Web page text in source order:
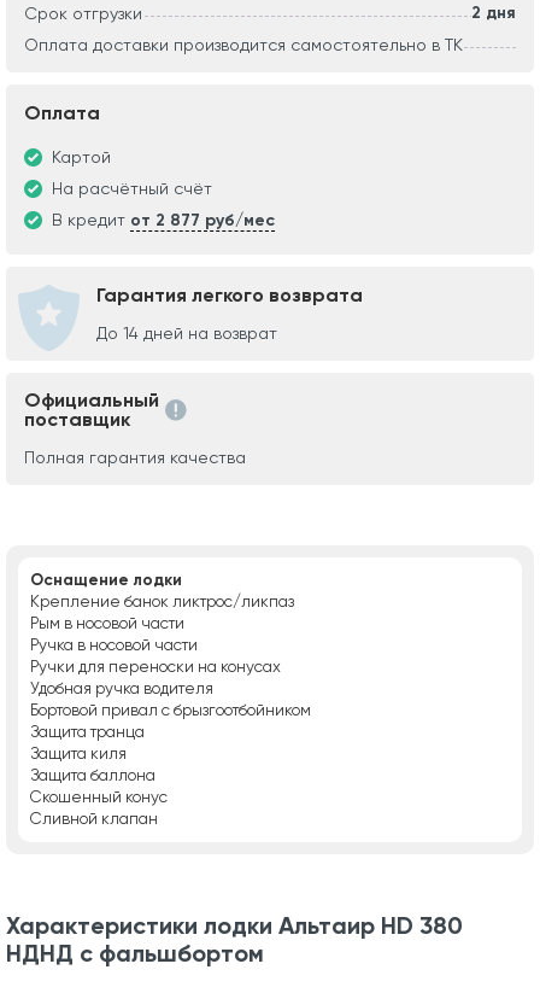
Срок отгрузки
2 дня
Оплата доставки производится самостоятельно в ТК
Оплата
Картой
На расчётный счёт
В кредит от 2 877 руб/мес
Гарантия легкого возврата
До 14 дней на возврат
Официальный
поставщик
Полная гарантия качества
Оснащение лодки
Крепление банок ликтрос/ликпаз
Рым в носовой части
Ручка в носовой части
Ручки для переноски на конусах
Удобная ручка водителя
Бортовой привал с брызгоотбойником
Защита транца
Защита киля
Защита баллона
Скошенный конус
Сливной клапан
Характеристики лодки Альтаир HD 380
НДНД с фальшбортом